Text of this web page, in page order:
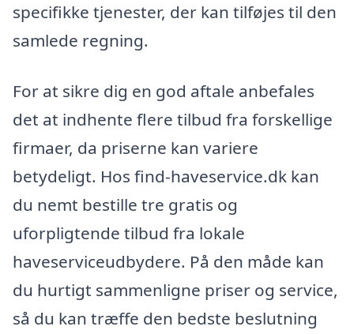
specifikke tjenester, der kan tilføjes til den
samlede regning.
For at sikre dig en god aftale anbefales
det at indhente flere tilbud fra forskellige
firmaer, da priserne kan variere
betydeligt. Hos find-haveservice.dk kan
du nemt bestille tre gratis og
uforpligtende tilbud fra lokale
haveserviceudbydere. På den måde kan
du hurtigt sammenligne priser og service,
så du kan træffe den bedste beslutning